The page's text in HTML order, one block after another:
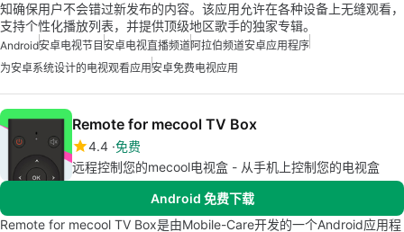
知确保用户不会错过新发布的内容。该应用允许在各种设备上无缝观看，
支持个性化播放列表，并提供顶级地区歌手的独家专辑。
Android安卓电视节目 安卓电视直播频道阿拉伯频道安卓应用程序
为安卓系统设计的电视观看应用安卓免费电视应用
Remote for mecool TV Box
4.4 免费
远程控制您的mecool电视盒 - 从手机上控制您的电视盒
Android 免费下载
Remote for mecool TV Box是由Mobile-Care开发的一个Android应用程